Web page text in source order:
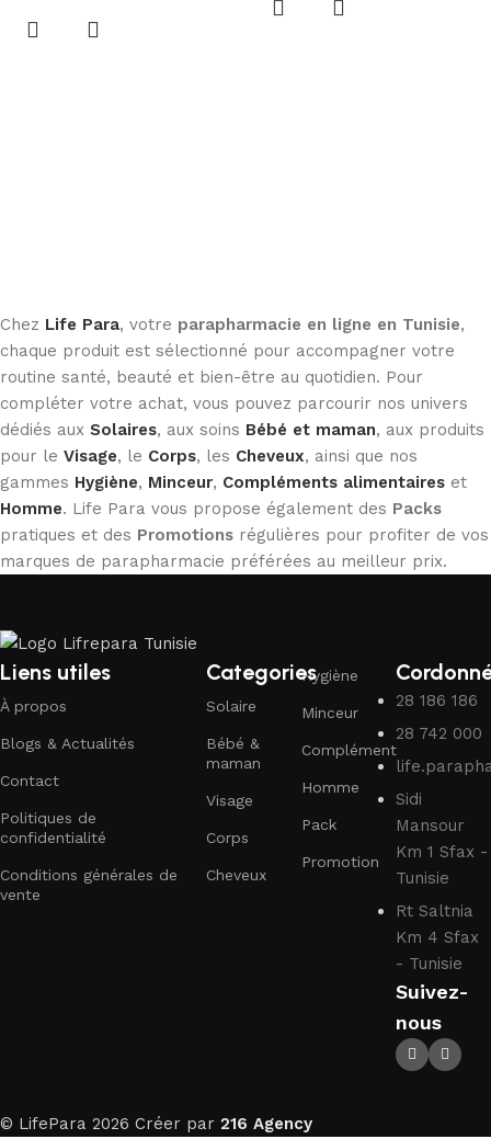
Chez Life Para, votre parapharmacie en ligne en Tunisie,
chaque produit est sélectionné pour accompagner votre
routine santé, beauté et bien-être au quotidien. Pour
compléter votre achat, vous pouvez parcourir nos univers
dédiés aux Solaires, aux soins Bébé et maman, aux produits
pour le Visage, le Corps, les Cheveux, ainsi que nos
gammes Hygiène, Minceur, Compléments alimentaires et
Homme. Life Para vous propose également des Packs
pratiques et des Promotions régulières pour profiter de vos
marques de parapharmacie préférées au meilleur prix.
Liens utiles
À propos
Blogs & Actualités
Contact
Politiques de
confidentialité
Conditions générales de
vente
Categories
Solaire
Bébé &
maman
Visage
Corps
Cheveux
Hygiène
Minceur
Complément
Homme
Pack
Promotion
28 186 186
28 742 000
Sidi
Mansour
Km 1 Sfax -
Tunisie
Rt Saltnia
Km 4 Sfax
- Tunisie
Suivez-
nous
© LifePara 2026 Créer par 216 Agency